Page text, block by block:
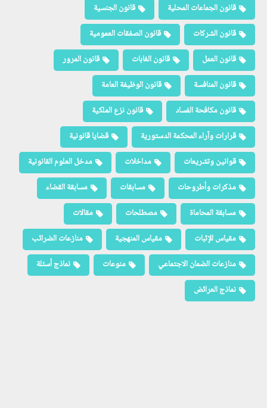
قانون الجماعات المحلية
قانون الجنسية
قانون الشركات
قانون الصفقات العمومية
قانون العمل
قانون الغابات
قانون المرور
قانون المنافسة
قانون الوظيفة العامة
قانون مكافحة الفساد
قانون نزع الملكية
قرارات وآراء المحكمة الدستورية
قضايا قانونية
قوانين وتشريعات
مداخلات
مدخل العلوم القانونية
مذكرات وأطروحات
مسابقات
مسابقة القضاء
مسابقة المحاماة
مصطلحات
مقالات
مقياس الإثبات
مقياس المنهجية
منازعات الضرائب
منازعات الضمان الاجتماعي
منوعات
نماذج أسئلة
نماذج العرائض